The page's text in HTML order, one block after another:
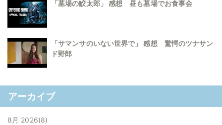
「墓場の鮫太郎」 感想 昼も墓場でお食事会
「サマンサのいない世界で」 感想 驚愕のツナサン
ド野郎
アーカイブ
8月 2026 8